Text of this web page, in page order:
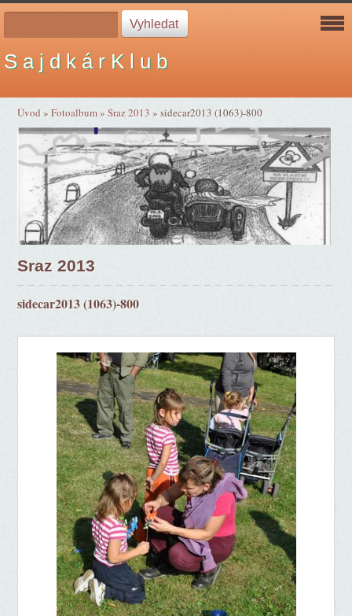
S a j d k á r K l u b
Úvod »Fotoalbum»Sraz 2013 »sidecar2013 (1063)-800
Sraz 2013
sidecar2013 (1063)-800